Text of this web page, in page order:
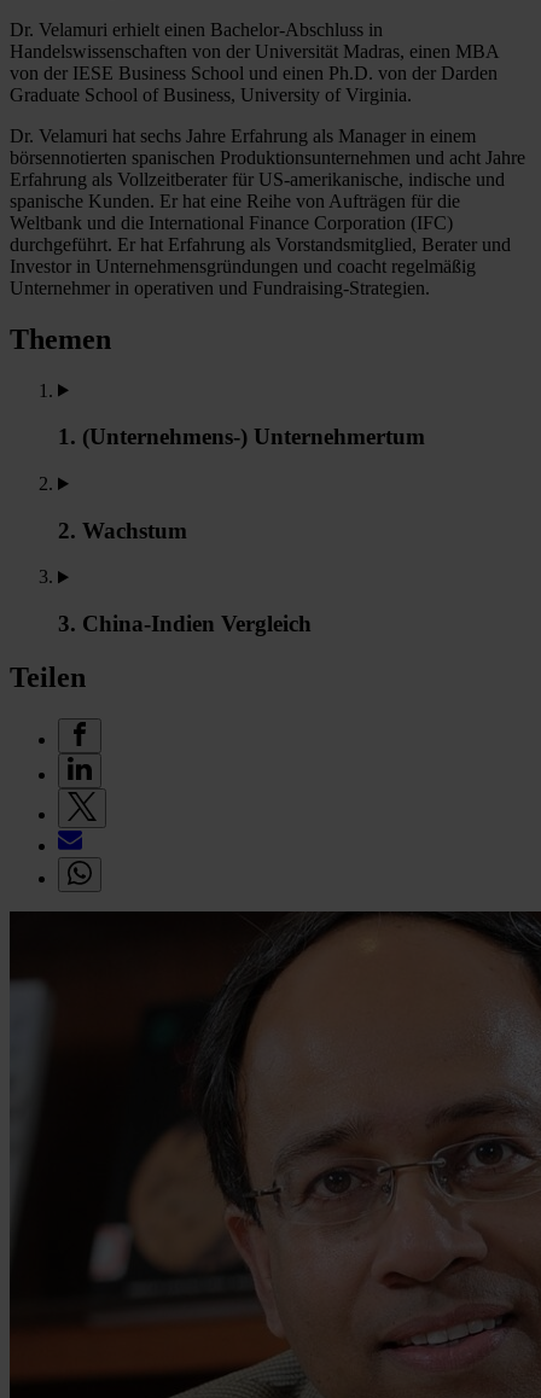
Dr. Velamuri erhielt einen Bachelor-Abschluss in
Handelswissenschaften von der Universität Madras, einen MBA
von der IESE Business School und einen Ph.D. von der Darden
Graduate School of Business, University of Virginia.
Dr. Velamuri hat sechs Jahre Erfahrung als Manager in einem
börsennotierten spanischen Produktionsunternehmen und acht Jahre
Erfahrung als Vollzeitberater für US-amerikanische, indische und
spanische Kunden. Er hat eine Reihe von Aufträgen für die
Weltbank und die International Finance Corporation (IFC)
durchgeführt. Er hat Erfahrung als Vorstandsmitglied, Berater und
Investor in Unternehmensgründungen und coacht regelmäßig
Unternehmer in operativen und Fundraising-Strategien.
Themen
1. (Unternehmens-) Unternehmertum
2. Wachstum
3. China-Indien Vergleich
Teilen